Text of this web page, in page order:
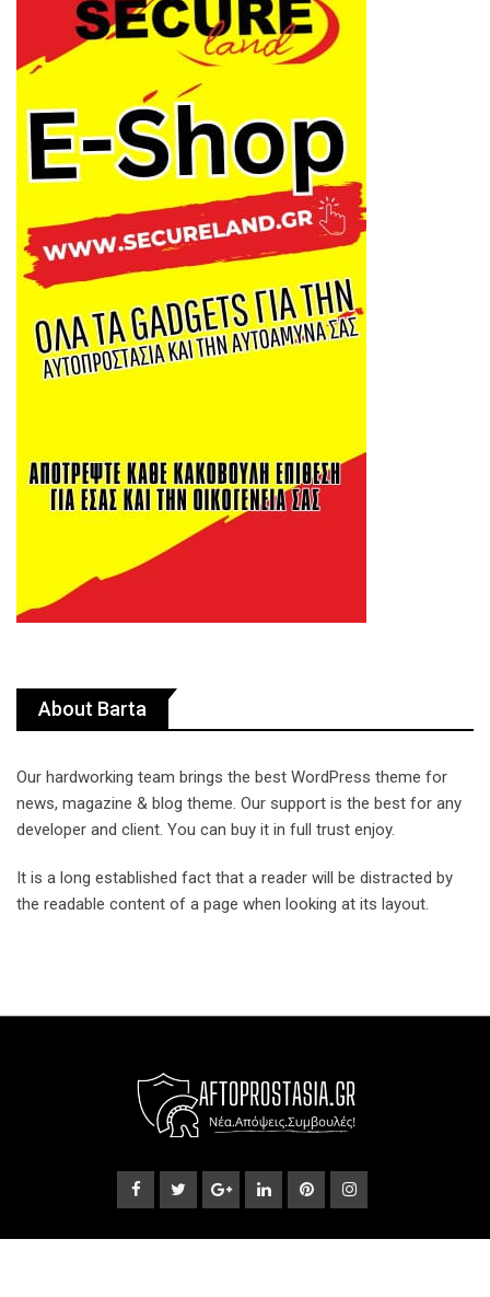
About Barta
Our hardworking team brings the best WordPress theme for
news, magazine & blog theme. Our support is the best for any
developer and client. You can buy it in full trust enjoy.
It is a long established fact that a reader will be distracted by
the readable content of a page when looking at its layout.